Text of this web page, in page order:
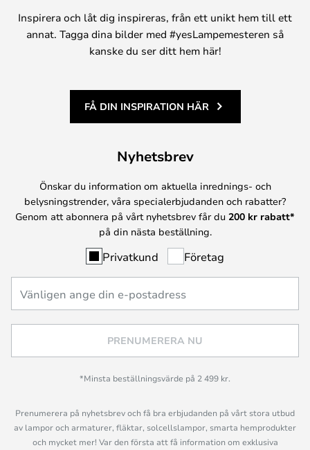
Inspirera och låt dig inspireras, från ett unikt hem till ett
annat. Tagga dina bilder med #yesLampemesteren så
kanske du ser ditt hem här!
FÅ DIN INSPIRATION HÄR
Nyhetsbrev
Önskar du information om aktuella inrednings- och
belysningstrender, våra specialerbjudanden och rabatter?
Genom att abonnera på vårt nyhetsbrev får du 200 kr rabatt*
på din nästa beställning.
Privatkund Företag
PRENUMERERA NU
*Minsta beställningsvärde på 2 499 kr.
Prenumerera på nyhetsbrev och få bra erbjudanden på vårt stora utbud
av lampor och armaturer, fläktar, solcellslampor, smarta hemprodukter
och mycket mer! Var den första att få information om exklusiva